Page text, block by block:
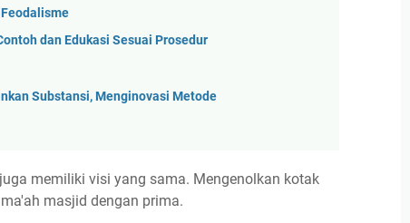
dan Edukasi Sesuai Prosedur
Substansi, Menginovasi Metode
memiliki visi yang sama. Mengenolkan kotak
masjid dengan prima.